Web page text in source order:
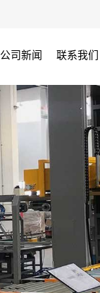
公司新闻 联系我们